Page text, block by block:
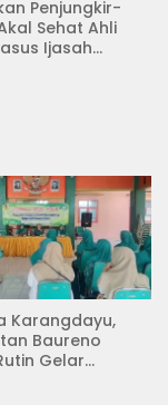
Motor Tanpa
Modus Baru
di Jalan
Karangdayu,
Baureno
Gelar